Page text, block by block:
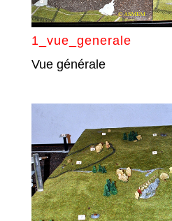
1_vue_generale
Vue générale